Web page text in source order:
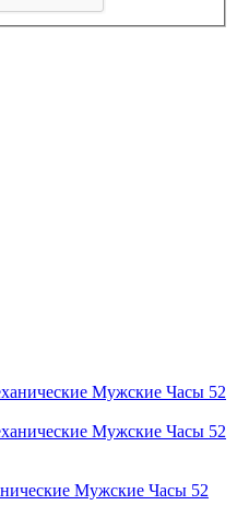
Мужские Часы 52